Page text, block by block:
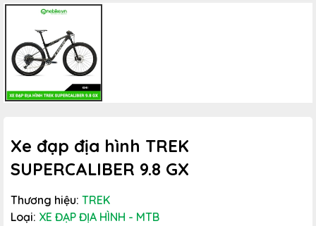
Xe đạp địa hình TREK
SUPERCALIBER 9.8 GX
Thương hiệu: TREK
Loại: XE ĐẠP ĐỊA HÌNH - MTB